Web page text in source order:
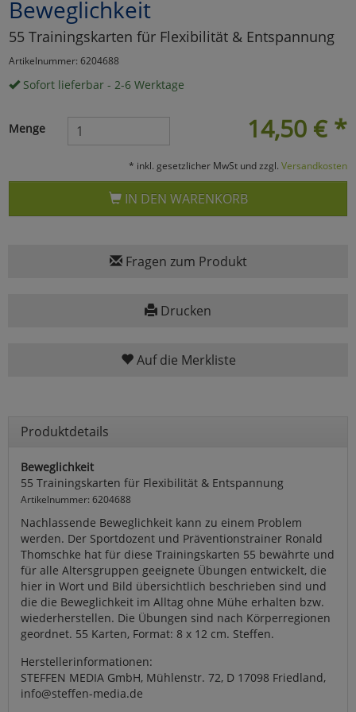
Beweglichkeit
55 Trainingskarten für Flexibilität & Entspannung
Artikelnummer: 6204688
Sofort lieferbar - 2-6 Werktage
14,50 € *
Menge
* inkl. gesetzlicher MwSt und zzgl. Versandkosten
IN DEN WARENKORB
Fragen zum Produkt
Drucken
Auf die Merkliste
Produktdetails
Beweglichkeit
55 Trainingskarten für Flexibilität & Entspannung
Artikelnummer: 6204688
Nachlassende Beweglichkeit kann zu einem Problem
werden. Der Sportdozent und Präventionstrainer Ronald
Thomschke hat für diese Trainingskarten 55 bewährte und
für alle Altersgruppen geeignete Übungen entwickelt, die
hier in Wort und Bild übersichtlich beschrieben sind und
die die Beweglichkeit im Alltag ohne Mühe erhalten bzw.
wiederherstellen. Die Übungen sind nach Körperregionen
geordnet. 55 Karten, Format: 8 x 12 cm. Steffen.
Herstellerinformationen:
STEFFEN MEDIA GmbH, Mühlenstr. 72, D 17098 Friedland,
info@steffen-media.de
Marketing
Cookies
Einstellungen speichern
zurückzu Haupptseite